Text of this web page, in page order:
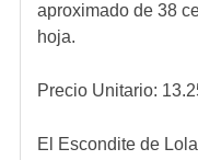
aproximado de 38
hoja.
Precio Unitario:
El Escondite de Lola